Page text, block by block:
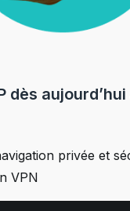
dès
privée et
VPN